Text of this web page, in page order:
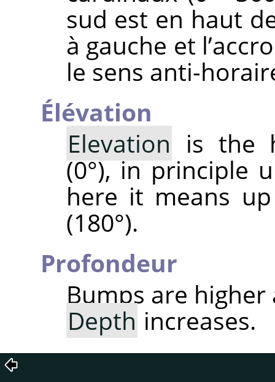
sud est en haut
à gauche et
le sens anti-
Élévation
Elevation is the
(0°), in principle
here it means
(180°).
Profondeur
Bumps are
Depth increases.